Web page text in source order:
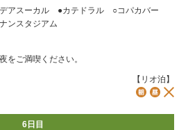
アスーカル ●カテドラル ○コパカバー
ンスタジアム
をご満喫ください。
【リオ泊】
6日目